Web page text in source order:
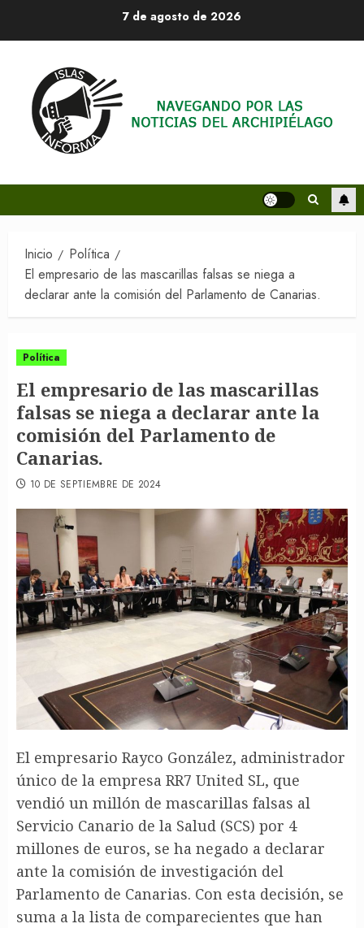
7 de agosto de 2026
Inicio
Política
El empresario de las mascarillas falsas se niega a
declarar ante la comisión del Parlamento de Canarias.
Política
El empresario de las mascarillas
falsas se niega a declarar ante la
comisión del Parlamento de
Canarias.
10 DE SEPTIEMBRE DE 2024
El empresario Rayco González, administrador
único de la empresa RR7 United SL, que
vendió un millón de mascarillas falsas al
Servicio Canario de la Salud (SCS) por 4
millones de euros, se ha negado a declarar
ante la comisión de investigación del
Parlamento de Canarias. Con esta decisión, se
suma a la lista de comparecientes que han